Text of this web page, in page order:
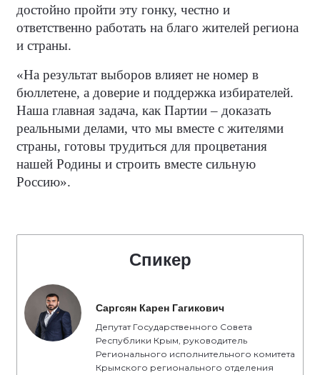
достойно пройти эту гонку, честно и
ответственно работать на благо жителей региона
и страны.
«На результат выборов влияет не номер в
бюллетене, а доверие и поддержка избирателей.
Наша главная задача, как Партии – доказать
реальными делами, что мы вместе с жителями
страны, готовы трудиться для процветания
нашей Родины и строить вместе сильную
Россию».
Спикер
Саргсян Карен Гагикович
Депутат Государственного Совета
Республики Крым, руководитель
Регионального исполнительного комитета
Крымского регионального отделения